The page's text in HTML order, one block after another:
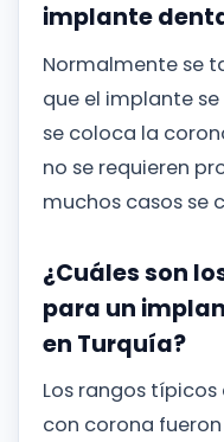
implante
Normalmente se
que el implante
se coloca la
no se requieren
muchos casos se
¿Cuáles son
para un
en Turquía?
Los rangos
con corona fueron